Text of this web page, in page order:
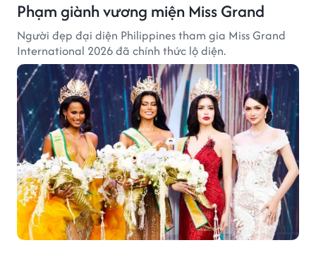
Phạm giành vương miện Miss Grand
Người đẹp đại diện Philippines tham gia Miss Grand
International 2026 đã chính thức lộ diện.